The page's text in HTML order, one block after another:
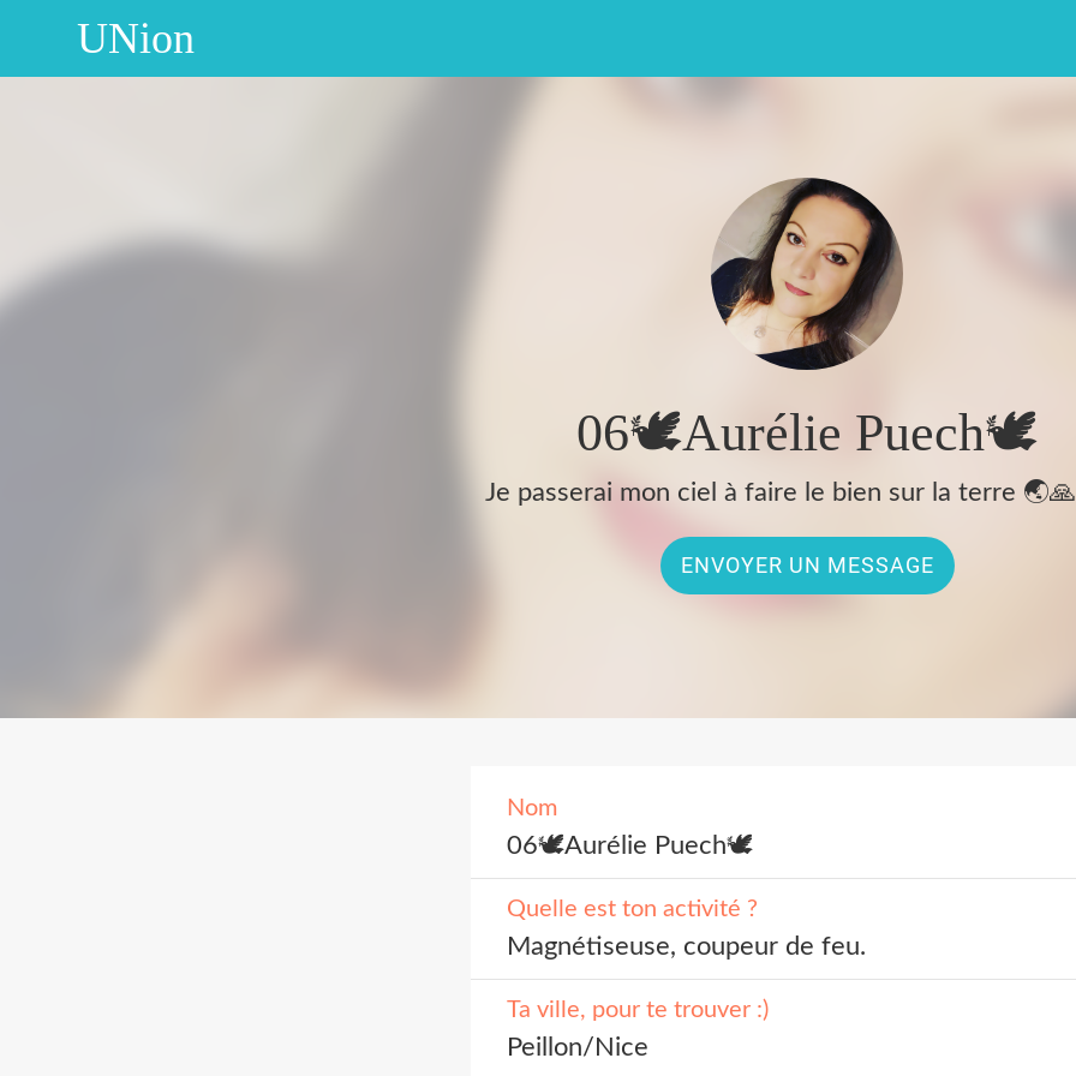
UNion
06🕊️Aurélie Puech🕊️
Je passerai mon ciel à faire le bien sur la terre
ENVOYER UN MESSAGE
Nom
06🕊️Aurélie Puech🕊️
Quelle est ton activité ?
Magnétiseuse, coupeur de feu.
Ta ville, pour te trouver :)
Peillon/Nice